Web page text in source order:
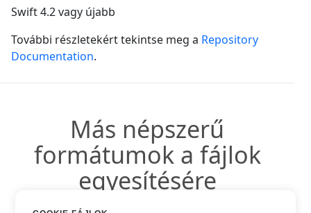
Swift 4.2 vagy újabb
További részletekért tekintse meg a Repository
Documentation.
Más népszerű
formátumok a fájlok
egyesítésére